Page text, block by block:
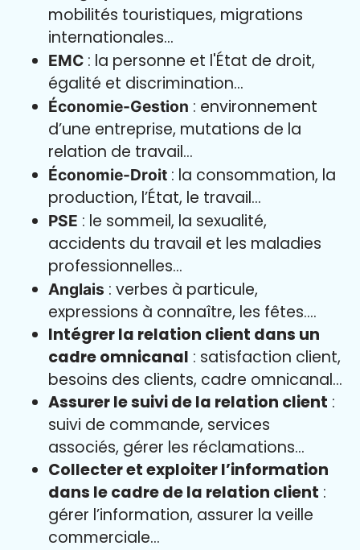
mobilités touristiques, migrations
internationales…
EMC : la personne et l'État de droit,
égalité et discrimination…
Économie-Gestion : environnement
d’une entreprise, mutations de la
relation de travail…
Économie-Droit : la consommation, la
production, l’État, le travail…
PSE : le sommeil, la sexualité,
accidents du travail et les maladies
professionnelles…
Anglais : verbes à particule,
expressions à connaître, les fêtes….
Intégrer la relation client dans un
cadre omnicanal : satisfaction client,
besoins des clients, cadre omnicanal...
Assurer le suivi de la relation client :
suivi de commande, services
associés, gérer les réclamations...
Collecter et exploiter l’information
dans le cadre de la relation client :
gérer l’information, assurer la veille
commerciale...